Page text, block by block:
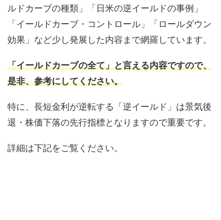
ルドカーブの種類」「日米の逆イールドの事例」
「イールドカーブ・コントロール」「ロールダウン
効果」など少し発展した内容まで網羅しています。
「イールドカーブの全て」と言える内容ですので、
是非、参考にしてください。
特に、長短金利が逆転する「逆イールド」は景気後
退・株価下落の先行指標となりますので重要です。
詳細は下記をご覧ください。